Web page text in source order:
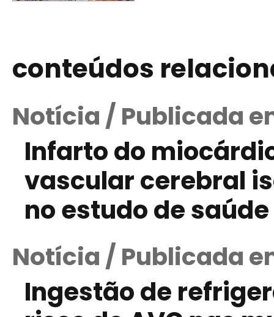
conteúdos
Notícia / Publicada
Infarto do
vascular cerebral
no estudo de
Notícia / Publicada
Ingestão de